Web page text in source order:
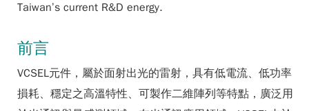
Taiwan’s current R&D energy.
前言
VCSEL元件，屬於面射出光的雷射，具有低電流、低功率
損耗、穩定之高溫特性、可製作二維陣列等特點，廣泛用